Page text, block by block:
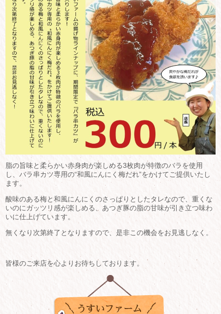
脂の旨味と柔らかい赤身肉が楽しめる3枚肉が特徴のバラを使用
し、バラ串カツ専用の“和風にんにく梅だれ”をかけてご提供いたし
ます。
酸味のある梅と和風にんにくのさっぱりとしたタレなので、重くな
いのにガッツリ感が楽しめる、あつぎ豚の脂の甘味が引き立つ味わ
いに仕上げています。
無くなり次第終了となりますので、是非この機会をお見逃しなく。
皆様のご来店を心よりお待ちしております。